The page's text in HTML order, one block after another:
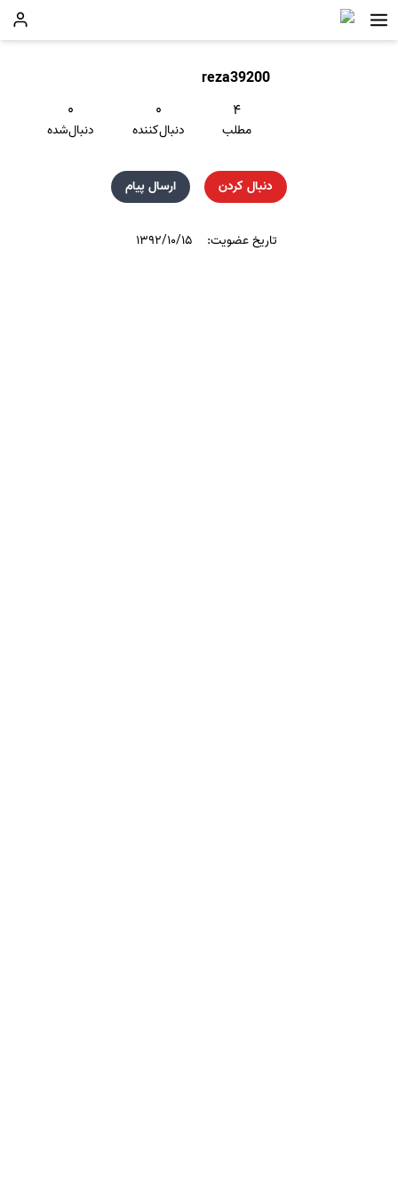
reza39200
۴
مطلب
۰
دنبال‌کننده
۰
دنبال‌شده
دنبال کردن ارسال پیام
تاریخ عضویت: ۱۳۹۲/۱۰/۱۵